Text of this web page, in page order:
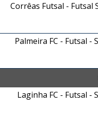
Corrêas Futsal - Futsal
Palmeira FC - Futsal -
Laginha FC - Futsal -